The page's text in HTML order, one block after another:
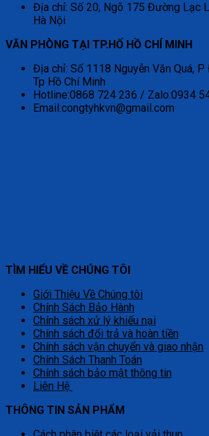
Địa chỉ: Số 20, Ngõ 175 Đường Lạc
Hà Nội
VĂN PHÒNG TẠI TP.HỐ HỒ CHÍ MINH
Địa chỉ: Số 1118 Nguyễn Văn Quá,
Tp Hồ Chí Minh
Hotline:0868 724 236 / Zalo:0934
Email:congtyhkvn@gmail.com
TÌM HIỂU VỀ CHÚNG TÔI
Giới Thiệu Về Chúng tôi
Chính Sách Bảo Hành
Chính sách xử lý khiếu nại
Chính sách đổi trả và hoàn tiền
Chính sách vận chuyển và giao nhận
Chính Sách Thanh Toán
Chính sách bảo mật thông tin
Liên Hệ
THÔNG TIN SẢN PHẨM